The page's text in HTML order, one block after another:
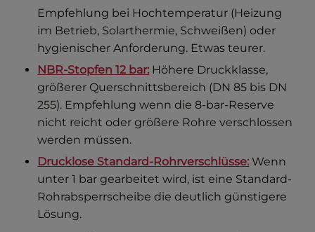
Empfehlung bei Hochtemperatur (Heizung
im Betrieb, Solarthermie, Schweißen) oder
hygienischer Anforderung. Etwas teurer.
NBR-Stopfen 12 bar: Höhere Druckklasse,
größerer Querschnittsbereich (DN 85 bis DN
255). Empfehlung wenn die 8-bar-Reserve
nicht reicht oder größere Rohre verschlossen
werden müssen.
Drucklose Standard-Rohrverschlüsse: Wenn
unter 1 bar gearbeitet wird, ist eine Standard-
Rohrabsperrscheibe die deutlich günstigere
Lösung.